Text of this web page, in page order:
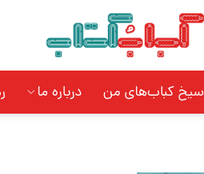
سیخ کباب‌های من درباره ما